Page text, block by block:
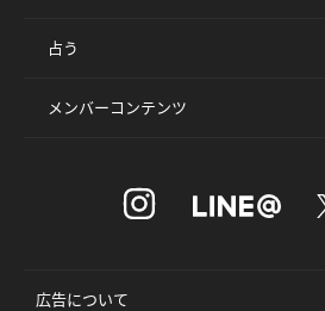
占う
メンバーコンテンツ
広告について